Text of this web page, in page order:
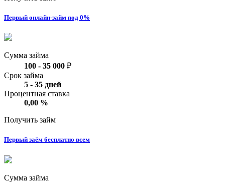
Первый онлайн-займ под 0%
Сумма займа
100 - 35 000 ₽
Срок займа
5 - 35 дней
Процентная ставка
0,00 %
Получить займ
Первый заём бесплатно всем
Сумма займа